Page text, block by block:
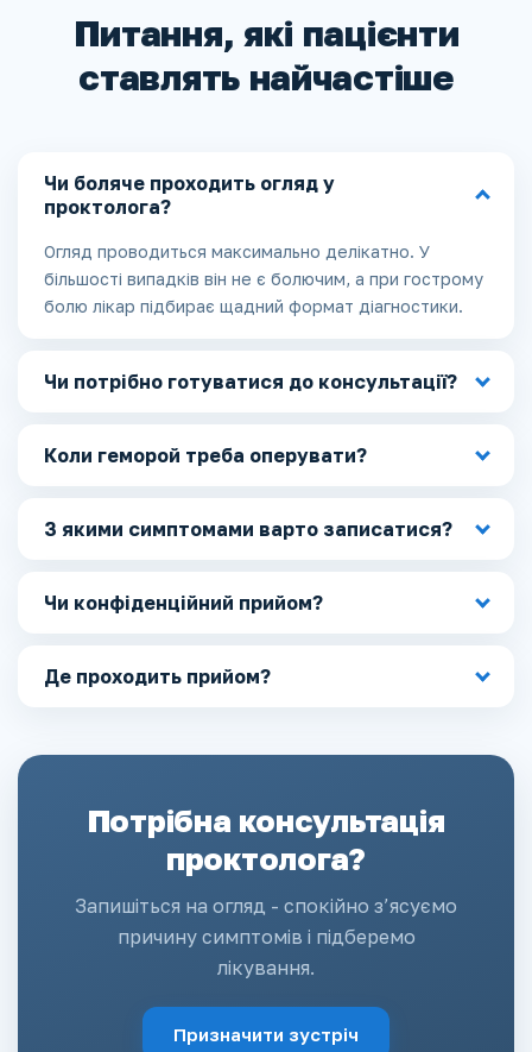
Питання, які пацієнти
ставлять найчастіше
Чи боляче проходить огляд у
проктолога?
Огляд проводиться максимально делікатно. У
більшості випадків він не є болючим, а при гострому
болю лікар підбирає щадний формат діагностики.
Чи потрібно готуватися до консультації?
Коли геморой треба оперувати?
З якими симптомами варто записатися?
Чи конфіденційний прийом?
Де проходить прийом?
Потрібна консультація
проктолога?
Запишіться на огляд - спокійно з’ясуємо
причину симптомів і підберемо
лікування.
Призначити зустріч